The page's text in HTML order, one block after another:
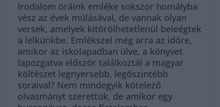
Irodalom óráink emléke sokszor homályba
vész az évek múlásával, de vannak olyan
versek, amelyek kitörölhetetlenül beleégtek
a lelkünkbe. Emlékszel még arra az időre,
amikor az iskolapadban ülve, a könyvet
lapozgatva először találkoztál a magyar
költészet legnyersebb, legőszintébb
soraival? Nem mindegyik kötelező
olvasmányt szerettük, de amikor egy